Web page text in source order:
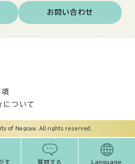
す 質問する Language
お問い合わせ
項
について
of Nagoya. All rights reserved.